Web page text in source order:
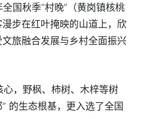
国秋季“村晚”（黄岗镇核桃
步在红叶掩映的山道上，欣
旅融合发展与乡村全面振兴
，野枫、柿树、木梓等树
的生态根基，更入选了全国